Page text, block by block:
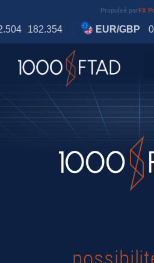
Propulsé parFX